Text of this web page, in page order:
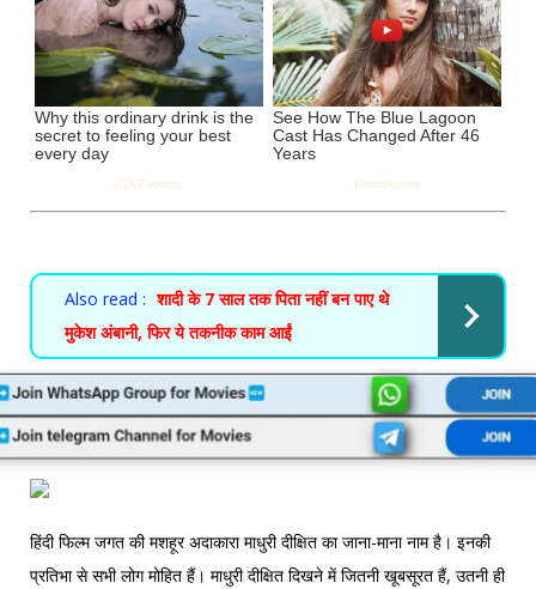
Also read : शादी के 7 साल तक पिता नहीं बन पाए थे
मुकेश अंबानी, फिर ये तकनीक काम आईं
हिंदी फिल्म जगत की मशहूर अदाकारा माधुरी दीक्षित का जाना-माना नाम है। इनकी
प्रतिभा से सभी लोग मोहित हैं। माधुरी दीक्षित दिखने में जितनी खूबसूरत हैं, उतनी ही